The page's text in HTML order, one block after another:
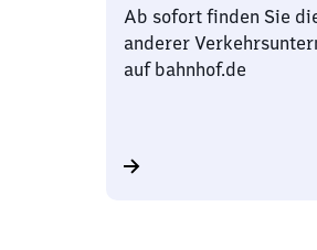
Ab sofort finden Sie
anderer
auf bahnhof.de